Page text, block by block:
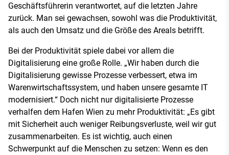
Geschäftsführerin verantwortet, auf die letzten Jahre
zurück. Man sei gewachsen, sowohl was die Produktivität,
als auch den Umsatz und die Größe des Areals betrifft.
Bei der Produktivität spiele dabei vor allem die
Digitalisierung eine große Rolle. „Wir haben durch die
Digitalisierung gewisse Prozesse verbessert, etwa im
Warenwirtschaftssystem, und haben unsere gesamte IT
modernisiert.“ Doch nicht nur digitalisierte Prozesse
verhalfen dem Hafen Wien zu mehr Produktivität: „Es gibt
mit Sicherheit auch weniger Reibungsverluste, weil wir gut
zusammenarbeiten. Es ist wichtig, auch einen
Schwerpunkt auf die Menschen zu setzen: Wenn es den